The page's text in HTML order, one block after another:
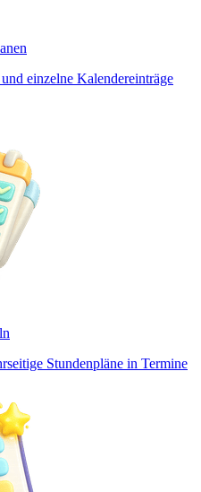
einzelne Kalendereinträge
Stundenpläne in Termine